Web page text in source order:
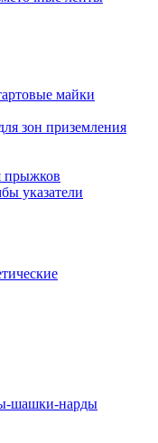
майки
зон приземления
прыжков
указатели
шашки-нарды